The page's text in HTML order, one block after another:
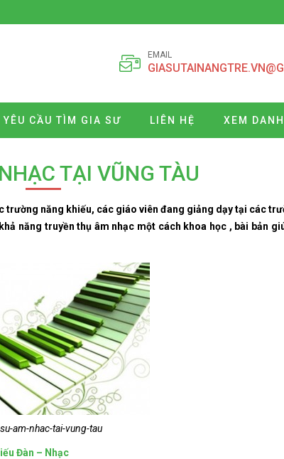
EMAIL
YÊU CẦU TÌM GIA SƯ LIÊN HỆ XEM
TẠI VŨNG TÀU
trường năng khiếu, các giáo viên đang giảng dạy tại các
năng truyền thụ âm nhạc một cách khoa học , bài bản
am-nhac-tai-vung-tau
Đàn – Nhạc